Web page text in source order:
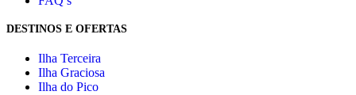
DESTINOS E OFERTAS
Ilha Terceira
Ilha Graciosa
Ilha do Pico